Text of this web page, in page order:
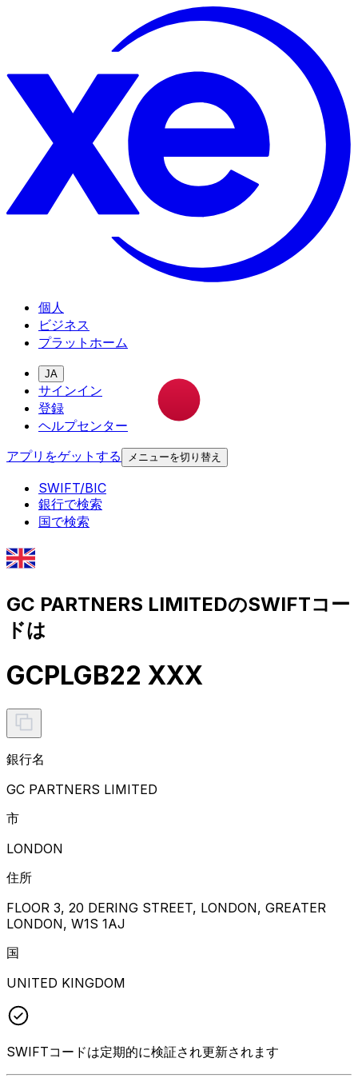
個人
ビジネス
プラットホーム
JA
サインイン
登録
ヘルプセンター
アプリをゲットする
メニューを切り替え
SWIFT/BIC
銀行で検索
国で検索
GC PARTNERS LIMITEDのSWIFTコー
ドは
GCPLGB22 XXX
銀行名
GC PARTNERS LIMITED
市
LONDON
住所
FLOOR 3, 20 DERING STREET, LONDON, GREATER
LONDON, W1S 1AJ
国
UNITED KINGDOM
SWIFTコードは定期的に検証され更新されます